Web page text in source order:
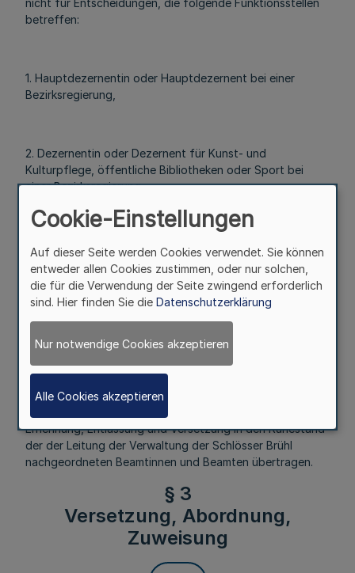
nicht für Entscheidungen, die folgende Funktionsstellen
betreffen:
1. Hauptdezernentin oder Hauptdezernent bei einer
Bezirksregierung,
2. Dezernentin oder Dezernent für Kunst- und
Kulturpflege, öffentliche Bibliotheken oder Sport bei
einer Bezirksregierung,
3. Abteilungsleitung beim Landesarchiv NRW,
4. Fachbereichsleitung oder dieser gleichgestellte Leitung
beim Institut für Landes- und
Stadtentwicklungsforschung und Bauwesen des Landes
Nordrhein-Westfalen.
Ernennung, Entlassung und Versetzung in den Ruhestand
der der Leitung der Verwaltung der Schlösser Brühl
nachgeordneten Beamtinnen und Beamten übertragen.
§ 3
Versetzung, Abordnung,
Zuweisung
Cookie-Einstellungen
Auf dieser Seite werden Cookies verwendet. Sie können
entweder allen Cookies zustimmen, oder nur solchen,
die für die Verwendung der Seite zwingend erforderlich
sind. Hier finden Sie die Datenschutzerklärung
Nur notwendige Cookies akzeptieren
Alle Cookies akzeptieren